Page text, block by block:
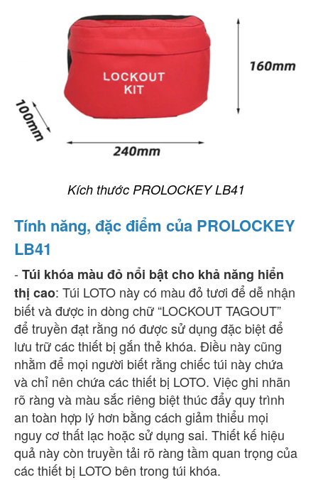
Kích thước PROLOCKEY LB41
Tính năng, đặc điểm của PROLOCKEY
LB41
- Túi khóa màu đỏ nổi bật cho khả năng hiển
thị cao: Túi LOTO này có màu đỏ tươi để dễ nhận
biết và được in dòng chữ “LOCKOUT TAGOUT”
để truyền đạt rằng nó được sử dụng đặc biệt để
lưu trữ các thiết bị gắn thẻ khóa. Điều này cũng
nhằm để mọi người biết rằng chiếc túi này chứa
và chỉ nên chứa các thiết bị LOTO. Việc ghi nhãn
rõ ràng và màu sắc riêng biệt thúc đẩy quy trình
an toàn hợp lý hơn bằng cách giảm thiểu mọi
nguy cơ thất lạc hoặc sử dụng sai. Thiết kế hiệu
quả này còn truyền tải rõ ràng tầm quan trọng của
các thiết bị LOTO bên trong túi khóa.